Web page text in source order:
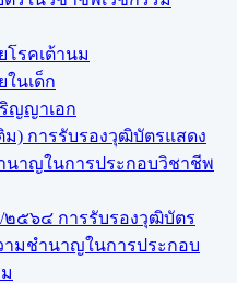
รคเต้านม
นเด็ก
ญญา​เอก
ม) การรับรองวุฒิบัตรแสดง
นาญในการประกอบวิชาชีพ
๒๕๖๔ การรับรองวุฒิบัตร
ามชำนาญในการประกอบ